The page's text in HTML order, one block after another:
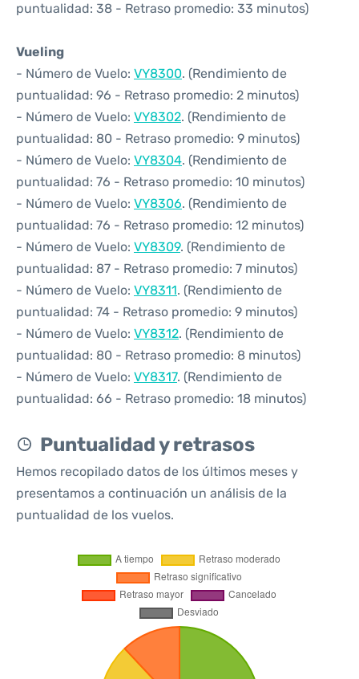
puntualidad: 38 - Retraso promedio: 33 minutos)
Vueling
- Número de Vuelo: VY8300. (Rendimiento de
puntualidad: 96 - Retraso promedio: 2 minutos)
- Número de Vuelo: VY8302. (Rendimiento de
puntualidad: 80 - Retraso promedio: 9 minutos)
- Número de Vuelo: VY8304. (Rendimiento de
puntualidad: 76 - Retraso promedio: 10 minutos)
- Número de Vuelo: VY8306. (Rendimiento de
puntualidad: 76 - Retraso promedio: 12 minutos)
- Número de Vuelo: VY8309. (Rendimiento de
puntualidad: 87 - Retraso promedio: 7 minutos)
- Número de Vuelo: VY8311. (Rendimiento de
puntualidad: 74 - Retraso promedio: 9 minutos)
- Número de Vuelo: VY8312. (Rendimiento de
puntualidad: 80 - Retraso promedio: 8 minutos)
- Número de Vuelo: VY8317. (Rendimiento de
puntualidad: 66 - Retraso promedio: 18 minutos)
Puntualidad y retrasos
Hemos recopilado datos de los últimos meses y
presentamos a continuación un análisis de la
puntualidad de los vuelos.